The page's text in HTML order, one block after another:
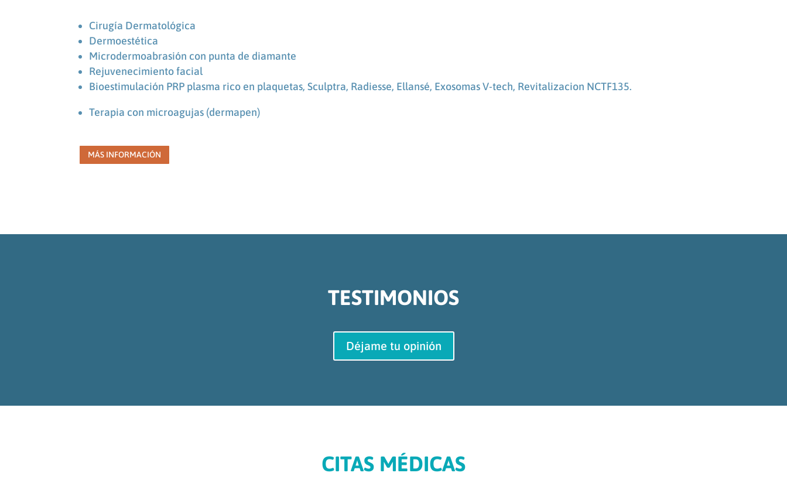
Cirugía Dermatológica
Dermoestética
Microdermoabrasión con punta de diamante
Rejuvenecimiento facial
Bioestimulación PRP plasma rico en plaquetas,Sculptra, Radiesse, Ellansé, Exosomas V-tech, Revitalizacion NCTF135.
Terapia con microagujas (dermapen)
MÁS INFORMACIÓN
TESTIMONIOS
Déjame tu opinión
CITAS MÉDICAS